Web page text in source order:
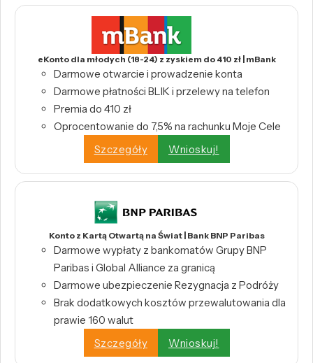
eKonto dla młodych (18-24) z zyskiem do 410 zł | mBank
Darmowe otwarcie i prowadzenie konta
Darmowe płatności BLIK i przelewy na telefon
Premia do 410 zł
Oprocentowanie do 7,5% na rachunku Moje Cele
Szczegóły
Wnioskuj!
Konto z Kartą Otwartą na Świat | Bank BNP Paribas
Darmowe wypłaty z bankomatów Grupy BNP
Paribas i Global Alliance za granicą
Darmowe ubezpieczenie Rezygnacja z Podróży
Brak dodatkowych kosztów przewalutowania dla
prawie 160 walut
Szczegóły
Wnioskuj!